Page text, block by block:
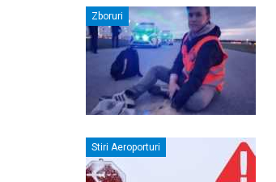
Zboruri
Stiri Aeroporturi